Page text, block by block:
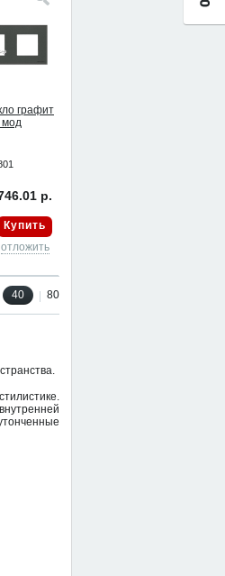
графит
мод
р.
Купить
отложить
40 80